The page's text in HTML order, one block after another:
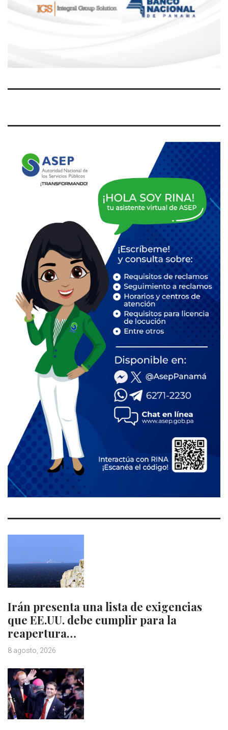
Irán presenta una lista de exigencias
que EE.UU. debe cumplir para la
reapertura…
8 agosto, 2026